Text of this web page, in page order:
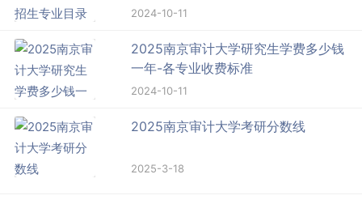
2024-10-11
2025南京审计大学研究生学费多少钱
一年-各专业收费标准
2024-10-11
2025南京审计大学考研分数线
2025-3-18